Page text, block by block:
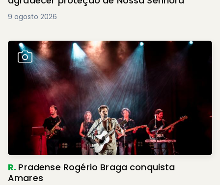
9 agosto 2026
R. Pradense Rogério Braga conquista
Amares